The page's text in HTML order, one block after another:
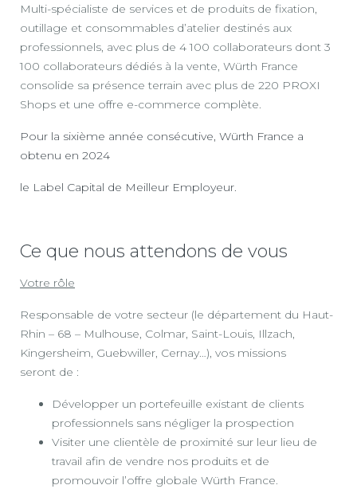
Multi-spécialiste de services et de produits de fixation,
outillage et consommables d’atelier destinés aux
professionnels, avec plus de 4 100 collaborateurs dont 3
100 collaborateurs dédiés à la vente, Würth France
consolide sa présence terrain avec plus de 220 PROXI
Shops et une offre e-commerce complète.
Pour la sixième année consécutive, Würth France a
obtenu en 2024
le Label Capital de Meilleur Employeur.
Ce que nous attendons de vous
Votre rôle
Responsable de votre secteur (le département du Haut-
Rhin – 68 – Mulhouse, Colmar, Saint-Louis, Illzach,
Kingersheim, Guebwiller, Cernay…), vos missions
seront de :
Développer un portefeuille existant de clients
professionnels sans négliger la prospection
Visiter une clientèle de proximité sur leur lieu de
travail afin de vendre nos produits et de
promouvoir l’offre globale Würth France.